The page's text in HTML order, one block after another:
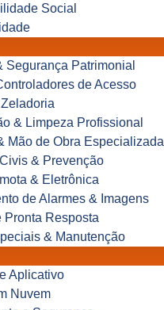
Social
Segurança Patrimonial
de Acesso
& Limpeza Profissional
Mão de Obra Especializada
& Prevenção
& Eletrônica
de Alarmes & Imagens
Pronta Resposta
& Manutenção
Aplicativo​
Nuvem​